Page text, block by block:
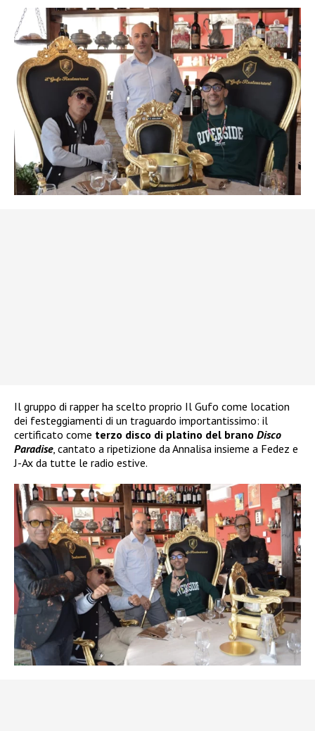
Il gruppo di rapper ha scelto proprio Il Gufo come location
dei festeggiamenti di un traguardo importantissimo: il
certificato come terzo disco di platino del brano Disco
Paradise, cantato a ripetizione da Annalisa insieme a Fedez e
J-Ax da tutte le radio estive.